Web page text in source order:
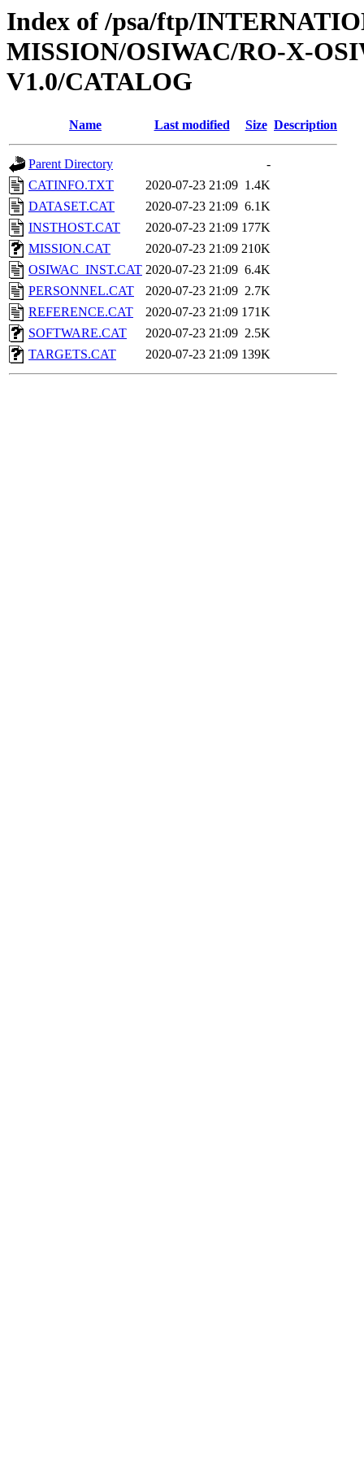
Index of /psa/ftp/
MISSION/OSIWAC/RO-X-
V1.0/CATALOG
Name Last modified Size Description
Parent Directory
-
CATINFO.TXT
2020-07-23 21:09 1.4K
DATASET.CAT
2020-07-23 21:09 6.1K
INSTHOST.CAT
2020-07-23 21:09 177K
MISSION.CAT
2020-07-23 21:09 210K
OSIWAC_INST.CAT 2020-07-23 21:09 6.4K
PERSONNEL.CAT
2020-07-23 21:09 2.7K
REFERENCE.CAT
2020-07-23 21:09 171K
SOFTWARE.CAT
2020-07-23 21:09 2.5K
TARGETS.CAT
2020-07-23 21:09 139K